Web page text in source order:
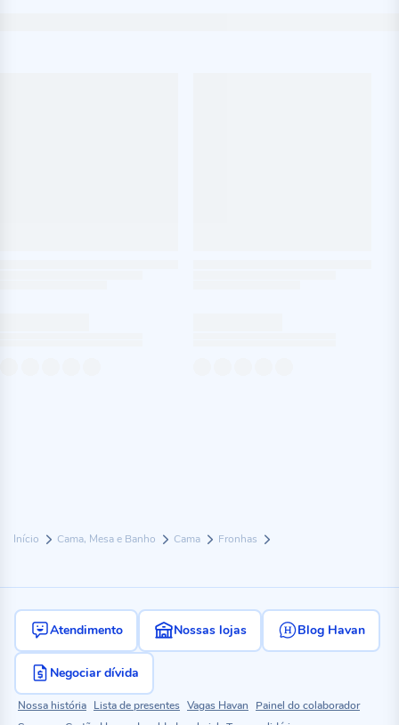
Início Cama, Mesa e Banho Cama Fronhas
Atendimento Nossas lojas Blog Havan
Negociar dívida
Nossa história Lista de presentes Vagas Havan
Painel do colaborador